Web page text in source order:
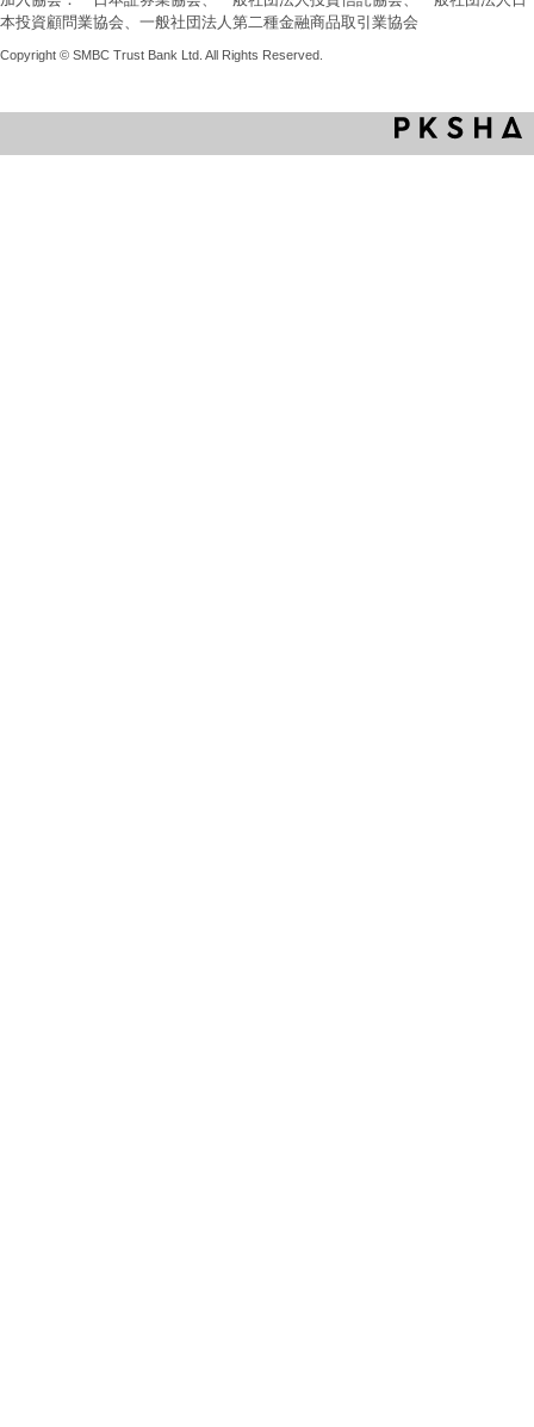
本投資顧問業協会、一般社団法人第二種金融商品取引業協会
Copyright © SMBC Trust Bank Ltd. All Rights Reserved.